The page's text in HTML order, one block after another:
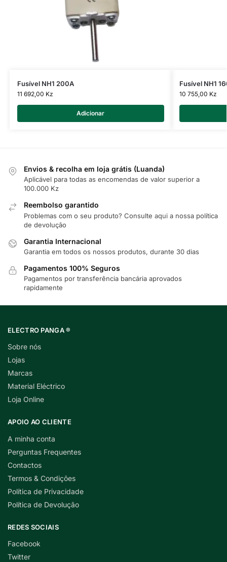
Fusível NH1 200A
11 692,00 Kz
Adicionar
Fusível NH1
10 755,00 Kz
Envios & recolha em loja grátis (Luanda)
Aplicável para todas as encomendas de valor superior a
100.000 Kz
Reembolso garantido
Problemas com o seu produto? Consulte aqui a nossa política
de devolução
Garantia Internacional
Garantia em todos os nossos produtos, durante 30 dias
Pagamentos 100% Seguros
Pagamentos por transferência bancária aprovados
rapidamente
ELECTRO PANGA ®
Sobre nós
Lojas
Marcas
Material Eléctrico
Loja Online
APOIO AO CLIENTE
A minha conta
Perguntas Frequentes
Contactos
Termos & Condições
Política de Privacidade
Política de Devolução
REDES SOCIAIS
Facebook
Twitter